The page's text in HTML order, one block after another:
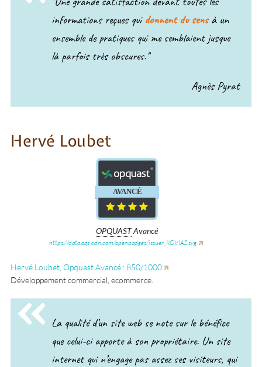
informations reçues qui donnent du sensà un
ensemble de pratiques qui me semblaient jusque
là parfois très obscures."
Agnès Pyrat
Hervé Loubet
CONFIRME
®
AVANCÉ
®
OPQUASTAvancé
https://data.oqs-cdn.com/openbadges/issuer_KGVIA2.svg
Hervé Loubet, Opquast Avancé : 850/1000
Développement commercial, ecommerce.
La qualité d’un site web se note sur le bénéfice
que celui-ci apporte à son propriétaire. Un site
internet qui n’engage pas assez ses visiteurs, qui